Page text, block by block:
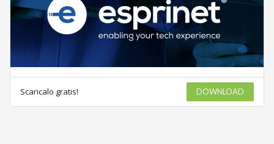
Scaricalo gratis! DOWNLOAD